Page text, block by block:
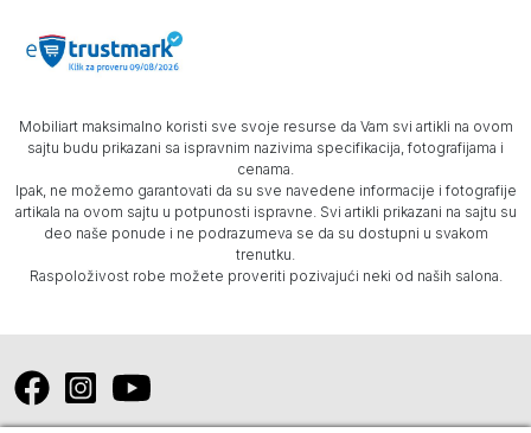
Mobiliart maksimalno koristi sve svoje resurse da Vam svi artikli na ovom
sajtu budu prikazani sa ispravnim nazivima specifikacija, fotografijama i
cenama.
Ipak, ne možemo garantovati da su sve navedene informacije i fotografije
artikala na ovom sajtu u potpunosti ispravne. Svi artikli prikazani na sajtu su
deo naše ponude i ne podrazumeva se da su dostupni u svakom
trenutku.
Raspoloživost robe možete proveriti pozivajući neki od naših salona.